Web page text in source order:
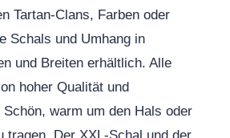
Tartan-Clans, Farben oder
Schals und Umhang in
und Breiten erhältlich. Alle
hoher Qualität und
warm um den Hals oder